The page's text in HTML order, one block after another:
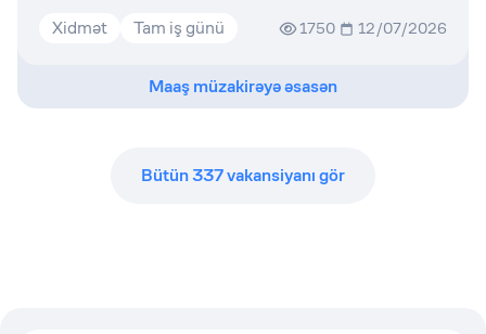
Xidmət Tam iş günü 1750 12/07/2026
Maaş müzakirəyə əsasən
Bütün337vakansiyanı gör